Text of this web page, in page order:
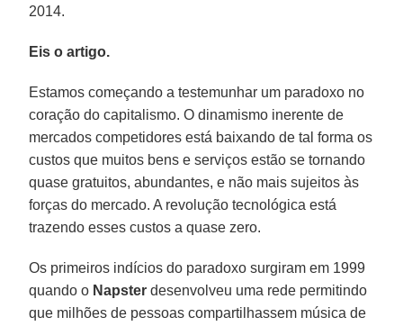
2014.
Eis o artigo.
Estamos começando a testemunhar um paradoxo no
coração do capitalismo. O dinamismo inerente de
mercados competidores está baixando de tal forma os
custos que muitos bens e serviços estão se tornando
quase gratuitos, abundantes, e não mais sujeitos às
forças do mercado. A revolução tecnológica está
trazendo esses custos a quase zero.
Os primeiros indícios do paradoxo surgiram em 1999
quando o Napster desenvolveu uma rede permitindo
que milhões de pessoas compartilhassem música de